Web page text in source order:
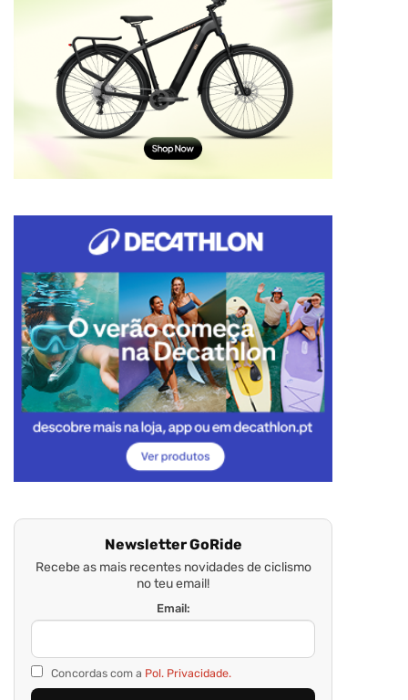
Newsletter GoRide
Recebe as mais recentes novidades de ciclismo
no teu email!
Email:
Concordas com a Pol. Privacidade.